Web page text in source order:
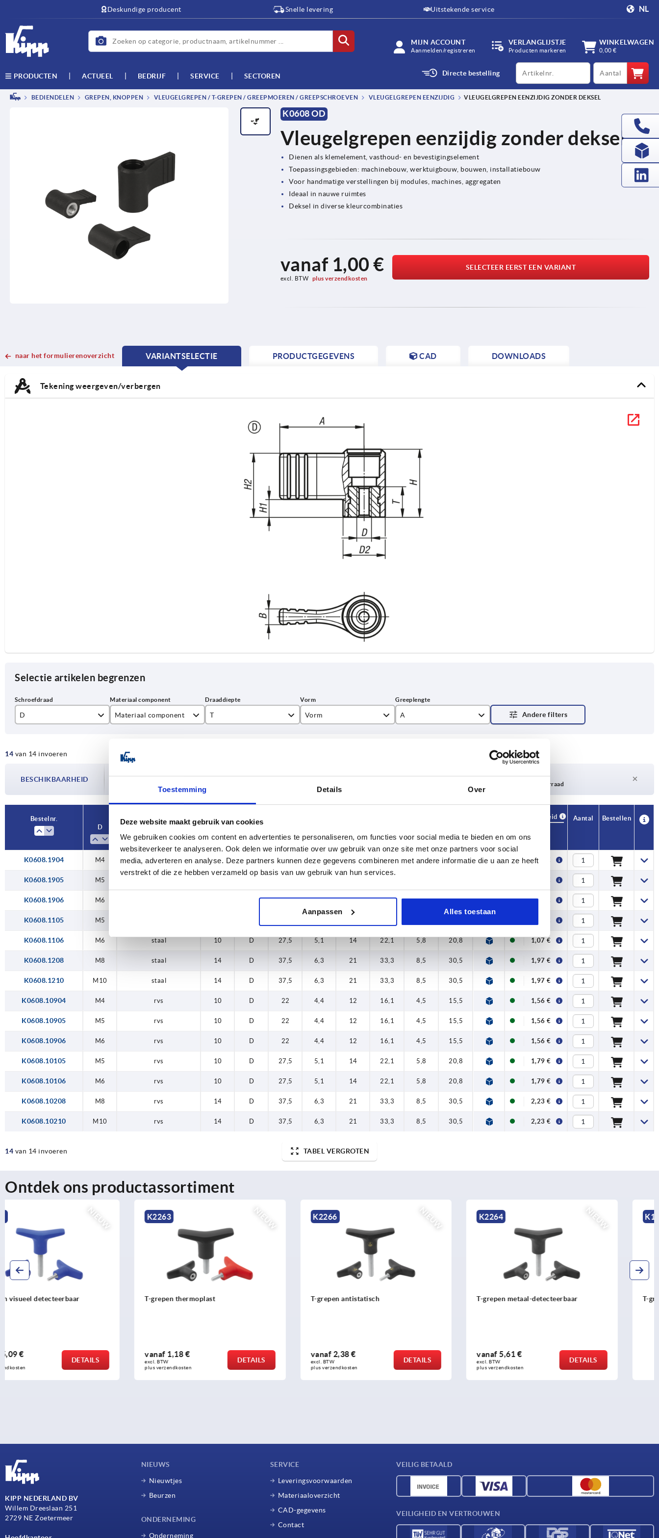
Toestemming Details Over
Deze website maakt gebruik van cookies
We gebruiken cookies om content en advertenties te personaliseren, om functies voor social media te bieden en om ons
websiteverkeer te analyseren. Ook delen we informatie over uw gebruik van onze site met onze partners voor social
media, adverteren en analyse. Deze partners kunnen deze gegevens combineren met andere informatie die u aan ze heeft
verstrekt of die ze hebben verzameld op basis van uw gebruik van hun services.
Aanpassen Alles toestaan
Deskundige producent Snelle levering Uitstekende service NL
MIJN ACCOUNT
Aanmelden/registreren
VERLANGLIJSTJE
Producten markeren
WINKELWAGEN
0,00 €
PRODUCTEN ACTUEEL BEDRIJF SERVICE SECTOREN Directe bestelling
productCode qty
BEDIENDELEN GREPEN, KNOPPEN VLEUGELGREPEN / T-GREPEN / GREEPMOEREN / GREEPSCHROEVEN VLEUGELGREPEN EENZIJDIG VLEUGELGREPEN EENZIJDIG ZONDER DEKSEL
K0608 OD
Vleugelgrepen eenzijdig zonder deksel
Dienen als klemelement, vasthoud- en bevestigingselement
Toepassingsgebieden: machinebouw, werktuigbouw, bouwen, installatiebouw
Voor handmatige verstellingen bij modules, machines, aggregaten
Ideaal in nauwe ruimtes
Deksel in diverse kleurcombinaties
vanaf 1,00 €
excl. BTW plus verzendkosten
SELECTEER EERST EEN VARIANT
naar het formulierenoverzicht
VARIANTSELECTIE
CURRENT
CURRENT
PRODUCTGEGEVENS CAD DOWNLOADS
Tekening weergeven/verbergen
Selectie artikelen begrenzen
D
M5
M8
Materiaal component
staal
T Vorm A
37,5
14 van 14 invoeren
BESCHIKBAARHEID
over de bevestigde verzenddatum.
Momenteel niet op voorraad
Bestelnr.
D
Materiaal component T Vorm
Beschikbaarheid
Aantal Bestellen
K0608.1904 M4 staal 10 D 22 4,4 12 16,1 4,5 15,5 1,00 €
K0608.1905 M5 1,00 €
K0608.1906 M6 22 4,4 12 16,1 4,5 15,5 1,00 €
K0608.1105 M5 1,07 €
K0608.1106 M6 staal 10 D 27,5 5,1 14 22,1 5,8 20,8 1,07 €
K0608.1208 M8 staal 14 D 37,5 6,3 21 33,3 8,5 30,5 1,97 €
K0608.1210 M10 staal 14 D 37,5 6,3 21 33,3 8,5 30,5 1,97 €
K0608.10904 M4 rvs 10 D 22 4,4 12 16,1 4,5 15,5 1,56 €
K0608.10905 M5 rvs 10 D 22 4,4 12 16,1 4,5 15,5 1,56 €
K0608.10906 M6 rvs 10 D 22 4,4 12 16,1 4,5 15,5 1,56 €
K0608.10105 M5 rvs 10 D 27,5 5,1 14 22,1 5,8 20,8 1,79 €
K0608.10106 M6 rvs 10 D 27,5 5,1 14 22,1 5,8 20,8 1,79 €
K0608.10208 M8 rvs 14 D 37,5 6,3 21 33,3 8,5 30,5 2,23 €
K0608.10210 M10 rvs 14 D 37,5 6,3 21 33,3 8,5 30,5 2,23 €
14 van 14 invoeren TABEL VERGROTEN
Ontdek ons productassortiment
NIEUW
T-grepen thermoplast
vanaf
plus verzendkosten
NIEUW
T-grepen antistatisch
vanaf
plus verzendkosten
NIEUW
T-grepen metaal-detecteerbaar
vanaf
plus verzendkosten
T-grepen rvs
vanaf
plus verzendkosten
KIPP NEDERLAND BV
Willem Dreeslaan 251
2729 NE Zoetermeer
NIEUWS
Nieuwtjes
Beurzen
ONDERNEMING
Onderneming
SERVICE
Leveringsvoorwaarden
Materiaaloverzicht
CAD-gegevens
Contact
VEILIG BETAALD
VEILIGHEID EN VERTROUWEN